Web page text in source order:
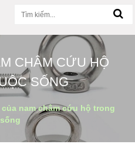
CHÂM CỨU HỘ
SỐNG
của nam châm cứu hộ trong